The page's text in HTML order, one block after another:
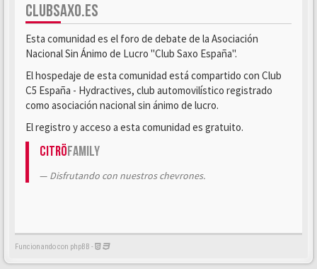
CLUBSAXO.ES
Esta comunidad es el foro de debate de la Asociación
Nacional Sin Ánimo de Lucro "Club Saxo España".
El hospedaje de esta comunidad está compartido con Club
C5 España - Hydractives, club automovilístico registrado
como asociación nacional sin ánimo de lucro.
El registro y acceso a esta comunidad es gratuito.
CitröFamily
Disfrutando con nuestros chevrones.
Funcionando con phpBB -